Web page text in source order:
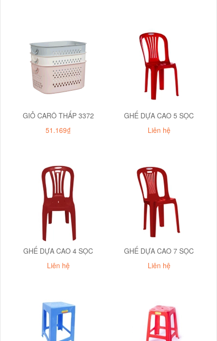
GIỎ CARÔ THẤP 3372
51.169₫
GHẾ DỰA CAO 5 SỌC
Liên hệ
GHẾ DỰA CAO 4 SỌC
Liên hệ
GHẾ DỰA CAO 7 SỌC
Liên hệ